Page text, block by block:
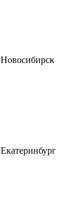
Новосибирск
Екатеринбург